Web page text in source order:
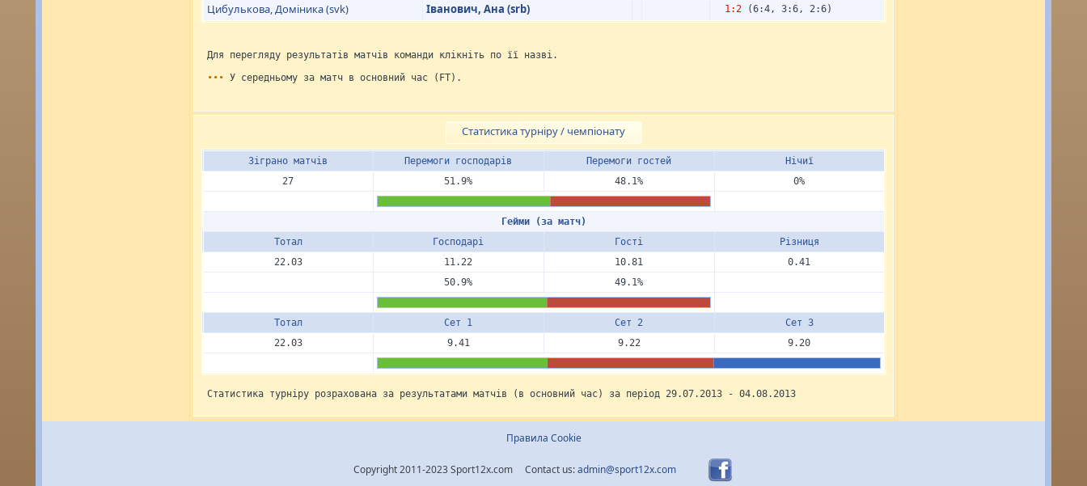
Цибулькова, Доміника (svk) Іванович, Ана (srb) 1:2(6:4, 3:6, 2:6)
Для перегляду результатів матчів команди клікніть по її назві.
••• У середньому за матч в основний час (FT).
Статистика турніру / чемпіонату
Зіграно матчів Перемоги госпо­дарів Перемоги гостей
Нічиї
27
51.9% 48.1% 0%
Гейми (за матч)
Тотал
Госпо­дарі Гості
Різниця
22.03
11.22 10.81
0.41
50.9%
49.1%
Тотал Сет 1 Сет 2
Сет 3
22.03
9.41 9.22 9.20
Статистика турніру розрахована за результатами матчів (в основний час) за період 29.07.2013 - 04.08.2013
Правила Cookie
Copyright 2011-2023 Sport12x.com Contact us:admin@sport12x.com